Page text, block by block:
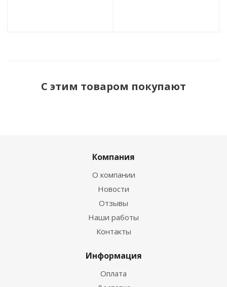
С этим товаром покупают
Компания
О компании
Новости
Отзывы
Наши работы
Контакты
Информация
Оплата